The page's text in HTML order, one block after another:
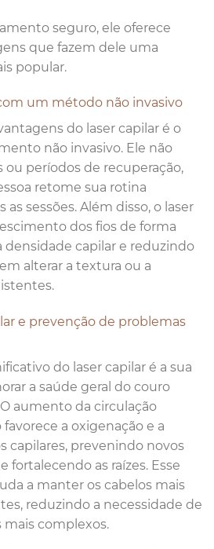
seguro, ele oferece
que fazem dele uma
popular.
um método não invasivo
do laser capilar é o
não invasivo. Ele não
ou períodos de recuperação,
retome sua rotina
sessões. Além disso, o laser
dos fios de forma
densidade capilar e reduzindo
alterar a textura ou a
e prevenção de problemas
do laser capilar é a sua
a saúde geral do couro
aumento da circulação
a oxigenação e a
capilares, prevenindo novos
fortalecendo as raízes. Esse
a manter os cabelos mais
reduzindo a necessidade de
complexos.